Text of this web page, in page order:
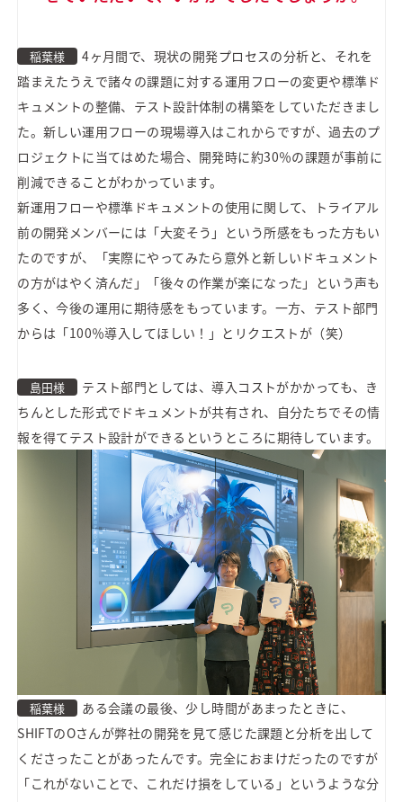
稲葉様
4ヶ月間で、現状の開発プロセスの分析と、それを
踏まえたうえで諸々の課題に対する運用フローの変更や標準ド
キュメントの整備、テスト設計体制の構築をしていただきまし
た。新しい運用フローの現場導入はこれからですが、過去のプ
ロジェクトに当てはめた場合、開発時に約30％の課題が事前に
削減できることがわかっています。
新運用フローや標準ドキュメントの使用に関して、トライアル
前の開発メンバーには「大変そう」という所感をもった方もい
たのですが、「実際にやってみたら意外と新しいドキュメント
の方がはやく済んだ」「後々の作業が楽になった」という声も
多く、今後の運用に期待感をもっています。一方、テスト部門
からは「100％導入してほしい！」とリクエストが（笑）
島田様
テスト部門としては、導入コストがかかっても、き
ちんとした形式でドキュメントが共有され、自分たちでその情
報を得てテスト設計ができるというところに期待しています。
稲葉様
ある会議の最後、少し時間があまったときに、
SHIFTのOさんが弊社の開発を見て感じた課題と分析を出して
くださったことがあったんです。完全におまけだったのですが
「これがないことで、これだけ損をしている」というような分